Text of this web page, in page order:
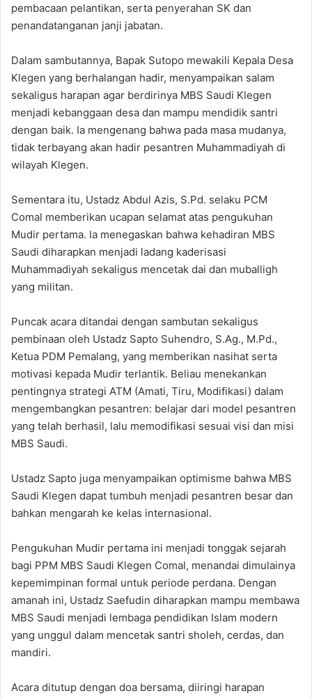
pembacaan pelantikan, serta penyerahan SK dan
penandatanganan janji jabatan.
Dalam sambutannya, Bapak Sutopo mewakili Kepala Desa
Klegen yang berhalangan hadir, menyampaikan salam
sekaligus harapan agar berdirinya MBS Saudi Klegen
menjadi kebanggaan desa dan mampu mendidik santri
dengan baik. Ia mengenang bahwa pada masa mudanya,
tidak terbayang akan hadir pesantren Muhammadiyah di
wilayah Klegen.
Sementara itu, Ustadz Abdul Azis, S.Pd. selaku PCM
Comal memberikan ucapan selamat atas pengukuhan
Mudir pertama. Ia menegaskan bahwa kehadiran MBS
Saudi diharapkan menjadi ladang kaderisasi
Muhammadiyah sekaligus mencetak dai dan muballigh
yang militan.
Puncak acara ditandai dengan sambutan sekaligus
pembinaan oleh Ustadz Sapto Suhendro, S.Ag., M.Pd.,
Ketua PDM Pemalang, yang memberikan nasihat serta
motivasi kepada Mudir terlantik. Beliau menekankan
pentingnya strategi ATM (Amati, Tiru, Modifikasi) dalam
mengembangkan pesantren: belajar dari model pesantren
yang telah berhasil, lalu memodifikasi sesuai visi dan misi
MBS Saudi.
Ustadz Sapto juga menyampaikan optimisme bahwa MBS
Saudi Klegen dapat tumbuh menjadi pesantren besar dan
bahkan mengarah ke kelas internasional.
Pengukuhan Mudir pertama ini menjadi tonggak sejarah
bagi PPM MBS Saudi Klegen Comal, menandai dimulainya
kepemimpinan formal untuk periode perdana. Dengan
amanah ini, Ustadz Saefudin diharapkan mampu membawa
MBS Saudi menjadi lembaga pendidikan Islam modern
yang unggul dalam mencetak santri sholeh, cerdas, dan
mandiri.
Acara ditutup dengan doa bersama, diiringi harapan